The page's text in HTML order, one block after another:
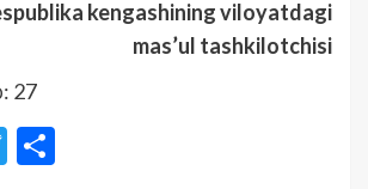
kengashining viloyatdagi
mas’ul tashkilotchisi
27
Twitter